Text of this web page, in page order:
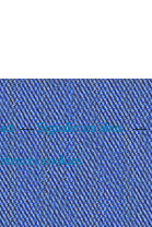
Signaler un abus
cookies